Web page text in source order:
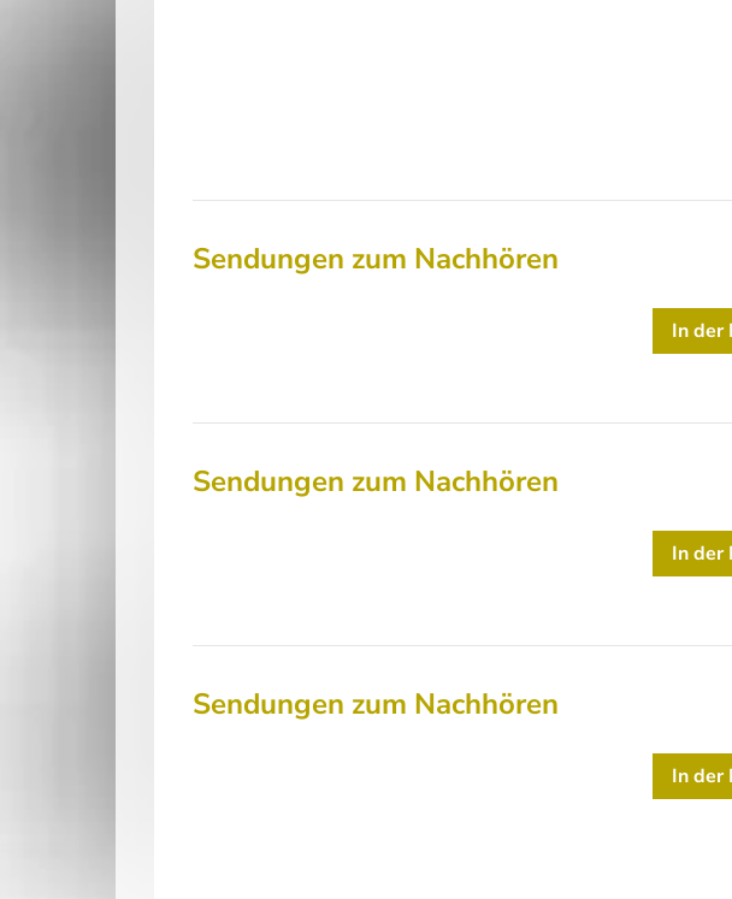
Sendungen zum Nachhören
In der
Sendungen zum Nachhören
In der
Sendungen zum Nachhören
In der